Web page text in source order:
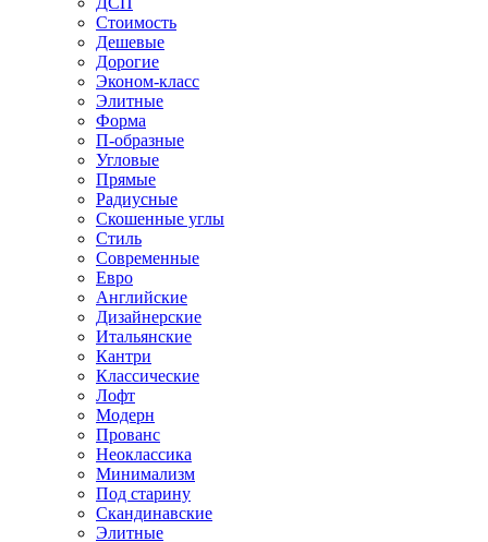
Стоимость
Дешевые
Дорогие
Эконом-класс
Элитные
Форма
П-образные
Угловые
Прямые
Радиусные
Скошенные углы
Стиль
Современные
Евро
Английские
Дизайнерские
Итальянские
Кантри
Классические
Лофт
Модерн
Прованс
Неоклассика
Минимализм
Под старину
Скандинавские
Элитные